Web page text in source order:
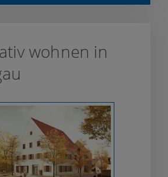
wohnen in